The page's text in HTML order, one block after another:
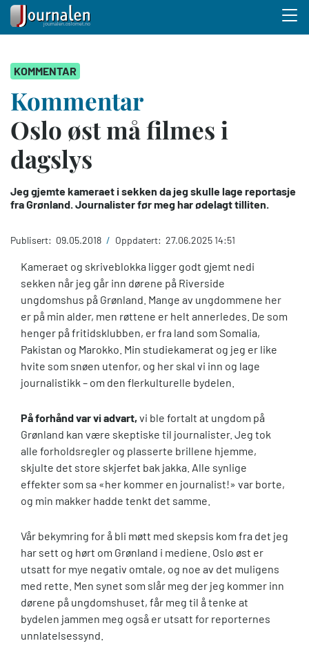
hovedinnhold
KOMMENTAR
Kommentar
Oslo øst må filmes i
dagslys
Jeg gjemte kameraet i sekken da jeg skulle lage reportasje
fra Grønland. Journalister før meg har ødelagt tilliten.
Publisert: 09.05.2018 / Oppdatert: 27.06.2025 14:51
Kameraet og skriveblokka ligger godt gjemt nedi
sekken når jeg går inn dørene på Riverside
ungdomshus på Grønland. Mange av ungdommene her
er på min alder, men røttene er helt annerledes. De som
henger på fritidsklubben, er fra land som Somalia,
Pakistan og Marokko. Min studiekamerat og jeg er like
hvite som snøen utenfor, og her skal vi inn og lage
journalistikk – om den flerkulturelle bydelen.
På forhånd var vi advart, vi ble fortalt at ungdom på
Grønland kan være skeptiske til journalister. Jeg tok
alle forholdsregler og plasserte brillene hjemme,
skjulte det store skjerfet bak jakka. Alle synlige
effekter som sa «her kommer en journalist!» var borte,
og min makker hadde tenkt det samme.
Vår bekymring for å bli møtt med skepsis kom fra det jeg
har sett og hørt om Grønland i mediene. Oslo øst er
utsatt for mye negativ omtale, og noe av det muligens
med rette. Men synet som slår meg der jeg kommer inn
dørene på ungdomshuset, får meg til å tenke at
bydelen jammen meg også er utsatt for reporternes
unnlatelsessynd.